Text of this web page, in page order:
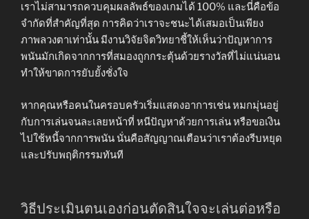
เราไม่สามารถควบคุมผลลัพธ์ของเกมได้ 100% และนี่คือข้อ
จำกัดที่สำคัญที่สุด การคิดว่าเราจะชนะได้เสมอเป็นเพียง
ภาพลวงตาเท่านั้น มีงานวิจัยจิตวิทยาชี้ให้เห็นว่าปัญหาการ
พนันมักเกิดจากการที่สมองถูกกระตุ้นด้วยรางวัลที่ไม่แน่นอน
ทำให้ขาดการยับยั้งชั่งใจ
หากคุณหรือคนในครอบครัวเริ่มแสดงอาการเช่น หมกมุ่นอยู่
กับการเล่นจนละเลยหน้าที่ หนีปัญหาด้วยการเล่น หรือขอเงิน
ไปใช้หนี้จากการพนัน นั่นคือสัญญาณเตือนว่าเราต้องรีบหยุด
และปรับพฤติกรรมทันที
วิธีประเมินตนเองก่อนตัดสินใจจะเล่นต่อหรือ